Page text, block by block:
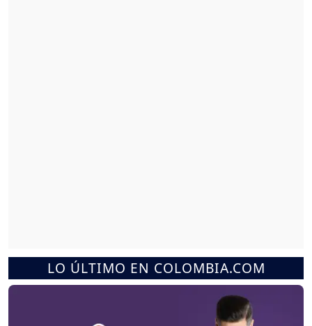
LO ÚLTIMO EN COLOMBIA.COM